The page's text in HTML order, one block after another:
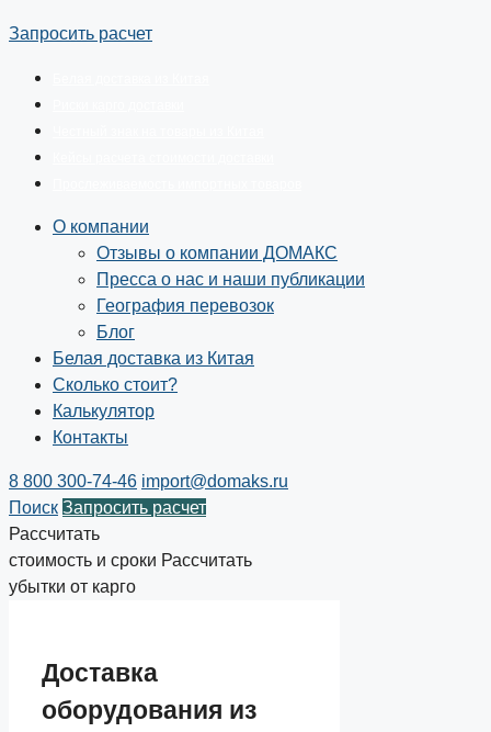
Запросить расчет
О компании
Отзывы о компании ДОМАКС
Пресса о нас и наши публикации
География перевозок
Блог
Белая доставка из Китая
Сколько стоит?
Калькулятор
Контакты
8 800 300-74-46 import@domaks.ru
Поиск Запросить расчет
Рассчитать
стоимость и сроки Рассчитать
убытки от карго
Доставка
оборудования из